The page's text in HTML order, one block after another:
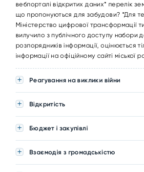
вебпорталі відкритих даних* перелік
що пропонуються для забудови? *Для
Міністерство цифрової трансформації
вилучило з публічного доступу набори
розпорядників інформації, оцінюється
інформації на офіційному сайті міської
Реагування на виклики війни
Відкритість
Бюджет і закупівлі
Взаємодія з громадськістю